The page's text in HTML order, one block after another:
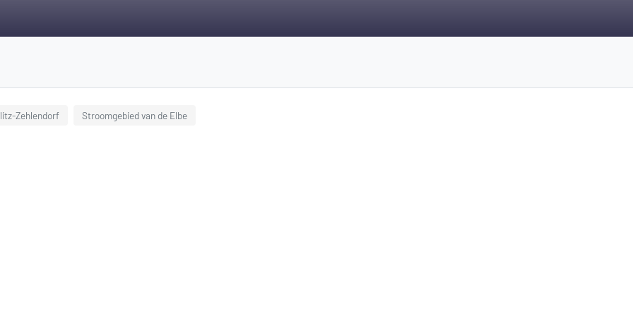
Zehlendorf Stroomgebied van de Elbe